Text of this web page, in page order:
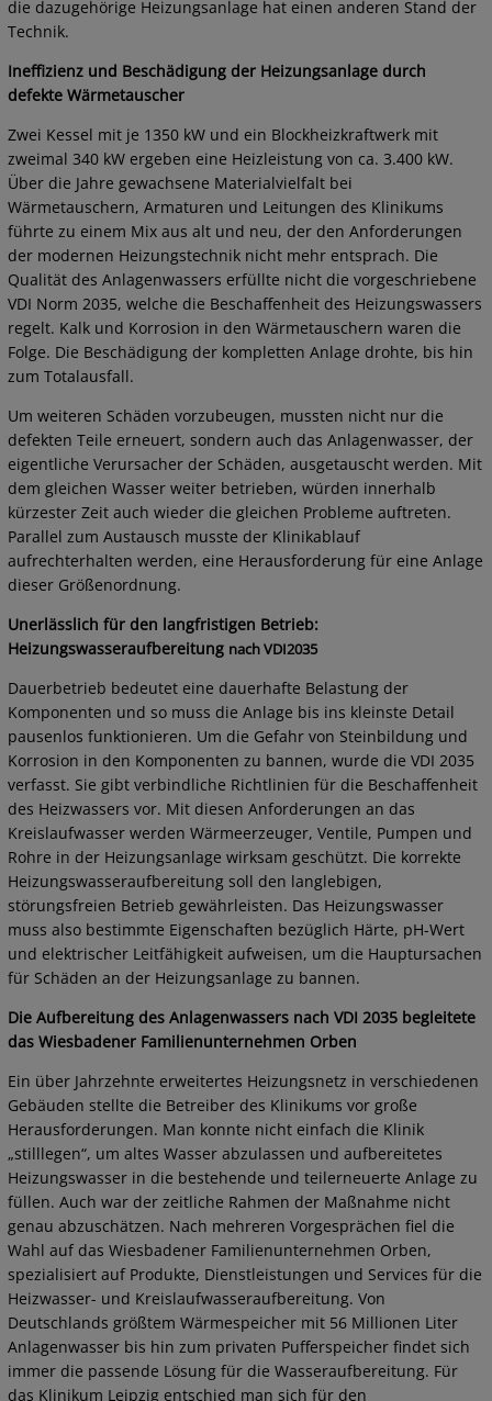
die dazugehörige Heizungsanlage hat einen anderen Stand der
Technik.
Ineffizienz und Beschädigung der Heizungsanlage durch
defekte Wärmetauscher
Zwei Kessel mit je 1350 kW und ein Blockheizkraftwerk mit
zweimal 340 kW ergeben eine Heizleistung von ca. 3.400 kW.
Über die Jahre gewachsene Materialvielfalt bei
Wärmetauschern, Armaturen und Leitungen des Klinikums
führte zu einem Mix aus alt und neu, der den Anforderungen
der modernen Heizungstechnik nicht mehr entsprach. Die
Qualität des Anlagenwassers erfüllte nicht die vorgeschriebene
VDI Norm 2035, welche die Beschaffenheit des Heizungswassers
regelt. Kalk und Korrosion in den Wärmetauschern waren die
Folge. Die Beschädigung der kompletten Anlage drohte, bis hin
zum Totalausfall.
Um weiteren Schäden vorzubeugen, mussten nicht nur die
defekten Teile erneuert, sondern auch das Anlagenwasser, der
eigentliche Verursacher der Schäden, ausgetauscht werden. Mit
dem gleichen Wasser weiter betrieben, würden innerhalb
kürzester Zeit auch wieder die gleichen Probleme auftreten.
Parallel zum Austausch musste der Klinikablauf
aufrechterhalten werden, eine Herausforderung für eine Anlage
dieser Größenordnung.
Unerlässlich für den langfristigen Betrieb:
Heizungswasseraufbereitung nach VDI2035
Dauerbetrieb bedeutet eine dauerhafte Belastung der
Komponenten und so muss die Anlage bis ins kleinste Detail
pausenlos funktionieren. Um die Gefahr von Steinbildung und
Korrosion in den Komponenten zu bannen, wurde die VDI 2035
verfasst. Sie gibt verbindliche Richtlinien für die Beschaffenheit
des Heizwassers vor. Mit diesen Anforderungen an das
Kreislaufwasser werden Wärmeerzeuger, Ventile, Pumpen und
Rohre in der Heizungsanlage wirksam geschützt. Die korrekte
Heizungswasseraufbereitung soll den langlebigen,
störungsfreien Betrieb gewährleisten. Das Heizungswasser
muss also bestimmte Eigenschaften bezüglich Härte, pH-Wert
und elektrischer Leitfähigkeit aufweisen, um die Hauptursachen
für Schäden an der Heizungsanlage zu bannen.
Die Aufbereitung des Anlagenwassers nach VDI 2035 begleitete
das Wiesbadener Familienunternehmen Orben
Ein über Jahrzehnte erweitertes Heizungsnetz in verschiedenen
Gebäuden stellte die Betreiber des Klinikums vor große
Herausforderungen. Man konnte nicht einfach die Klinik
„stilllegen“, um altes Wasser abzulassen und aufbereitetes
Heizungswasser in die bestehende und teilerneuerte Anlage zu
füllen. Auch war der zeitliche Rahmen der Maßnahme nicht
genau abzuschätzen. Nach mehreren Vorgesprächen fiel die
Wahl auf das Wiesbadener Familienunternehmen Orben,
spezialisiert auf Produkte, Dienstleistungen und Services für die
Heizwasser- und Kreislaufwasseraufbereitung. Von
Deutschlands größtem Wärmespeicher mit 56 Millionen Liter
Anlagenwasser bis hin zum privaten Pufferspeicher findet sich
immer die passende Lösung für die Wasseraufbereitung. Für
das Klinikum Leipzig entschied man sich für den